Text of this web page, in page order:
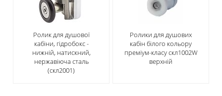
Ролик для душової
кабіни, гідробокс -
нижній, натискний,
нержавіюча сталь
(скл2001)
Ролики для душових
кабін білого кольору
преміум-класу скл1002W
верхній